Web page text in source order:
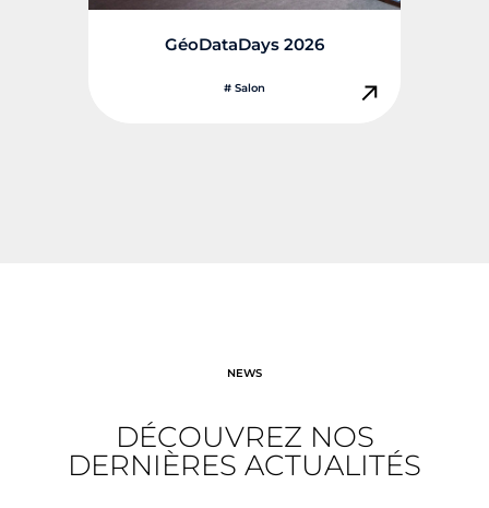
GéoDataDays 2026
# Salon
NEWS
DÉCOUVREZ NOS
DERNIÈRES ACTUALITÉS